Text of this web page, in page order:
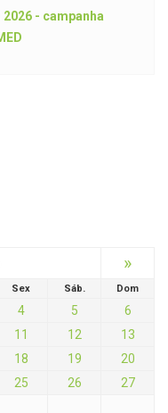
»
Sex Sáb. Dom
4 5
6
11 12
13
18 19
20
25 26
27